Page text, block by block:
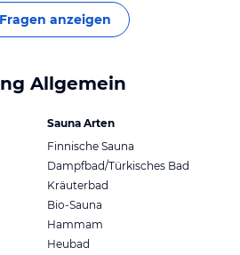
anzeigen
Allgemein
Sauna Arten
Finnische Sauna
Dampfbad/Türkisches Bad
Kräuterbad
Bio-Sauna
Hammam
Heubad